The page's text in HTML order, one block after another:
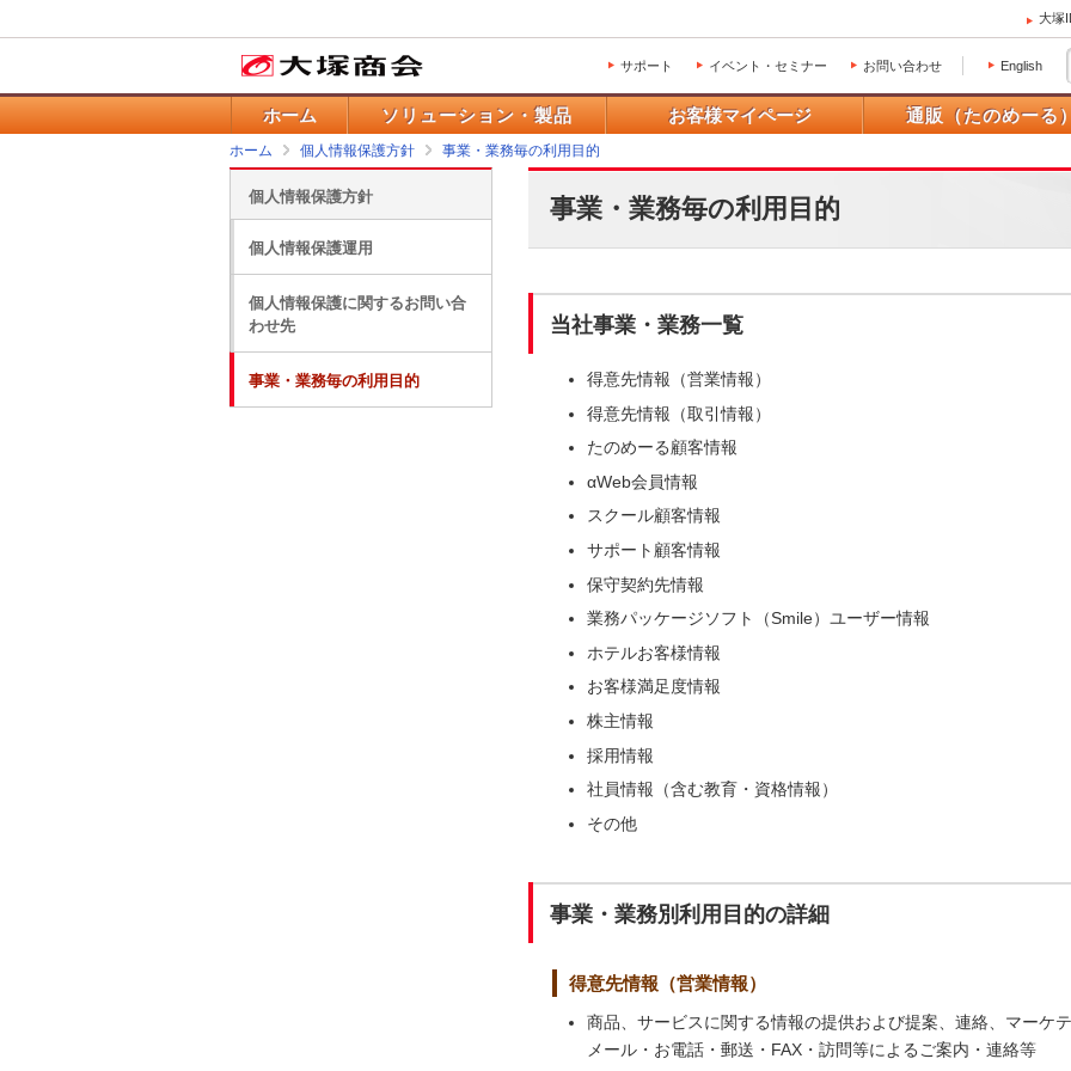
大塚
サポート イベント・セミナー お問い合わせ English
ホーム ソリューション・製品 お客様マイページ 通販（たのめーる）
ホーム 個人情報保護方針 事業・業務毎の利用目的
事業・業務毎の利用目的
当社事業・業務一覧
得意先情報（営業情報）
得意先情報（取引情報）
たのめーる顧客情報
αWeb会員情報
スクール顧客情報
サポート顧客情報
保守契約先情報
業務パッケージソフト（Smile）ユーザー情報
ホテルお客様情報
お客様満足度情報
株主情報
採用情報
社員情報（含む教育・資格情報）
その他
事業・業務別利用目的の詳細
得意先情報（営業情報）
商品、サービスに関する情報の提供および提案、連絡、マーケ
メール・お電話・郵送・FAX・訪問等によるご案内・連絡等
個人情報保護方針
個人情報保護運用
個人情報保護に関するお問い合
わせ先
事業・業務毎の利用目的